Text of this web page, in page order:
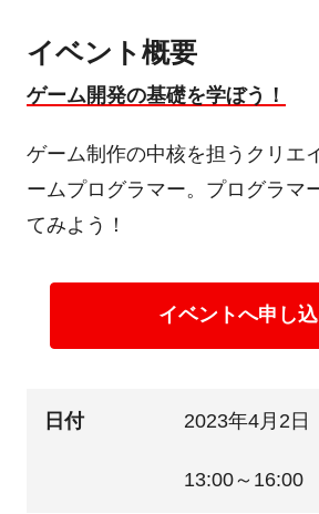
イベント概要
ゲーム開発の基礎を学ぼう！
ゲーム制作の中核を担うクリエ
ームプログラマー。プログラマ
てみよう！
イベントへ申し
日付 2023年4月2日
13:00～16:00